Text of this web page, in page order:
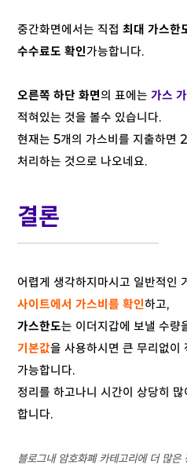
중간화면에서는 직접 최대 가스한
수수료도 확인가능합니다.
오른쪽 하단 화면의 표에는 가스
적혀있는 것을 볼수 있습니다.
현재는 5개의 가스비를 지출하면
처리하는 것으로 나오네요.
결론
어렵게 생각하지마시고 일반적인
사이트에서 가스비를 확인하고,
가스한도는 이더지갑에 보낼 수량
기본값을 사용하시면 큰 무리없이
가능합니다.
정리를 하고나니 시간이 상당히
합니다.
블로그내 암호화폐 카테고리에 더 많은